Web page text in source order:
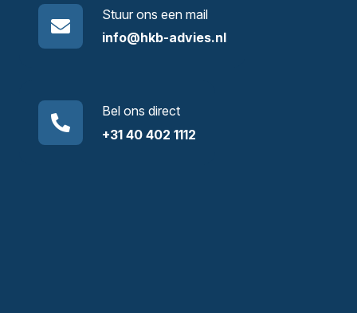
Stuur ons een mail
info@hkb-advies.nl
Bel ons direct
+31 40 402 1112